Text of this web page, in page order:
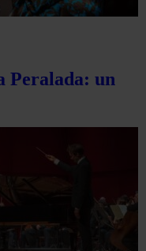
Peralada: un